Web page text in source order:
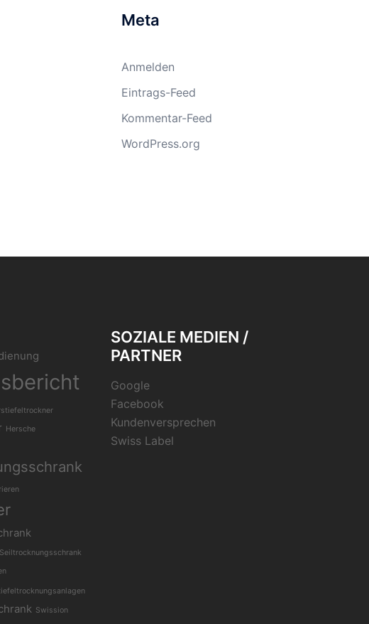
Meta
Anmelden
Eintrags-Feed
Kommentar-Feed
WordPress.org
Hersche
Seiltrocknungsschrank
Swission
SOZIALE MEDIEN /
PARTNER
Google
Facebook
Kundenversprechen
Swiss Label